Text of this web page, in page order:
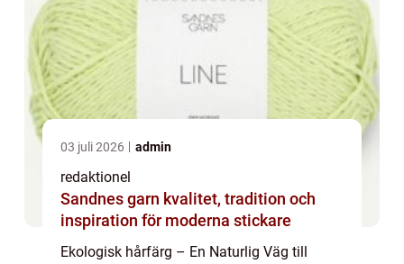
03 juli 2026 admin
redaktionel
Sandnes garn kvalitet, tradition och
inspiration för moderna stickare
Ekologisk hårfärg – En Naturlig Väg till